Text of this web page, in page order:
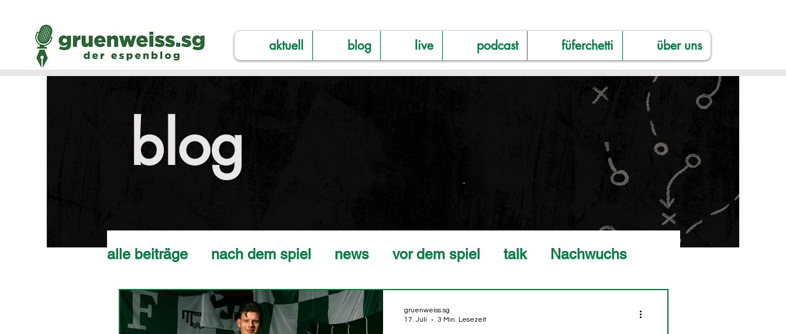
aktuell blog live podcast füferchetti über uns
blog
alle beiträge nach dem spiel news vor dem spiel talk Nachwuchs
Frauenequipe frauenequipe glosse
gruenweiss.sg
17. Juli
3 Min. Lesezeit